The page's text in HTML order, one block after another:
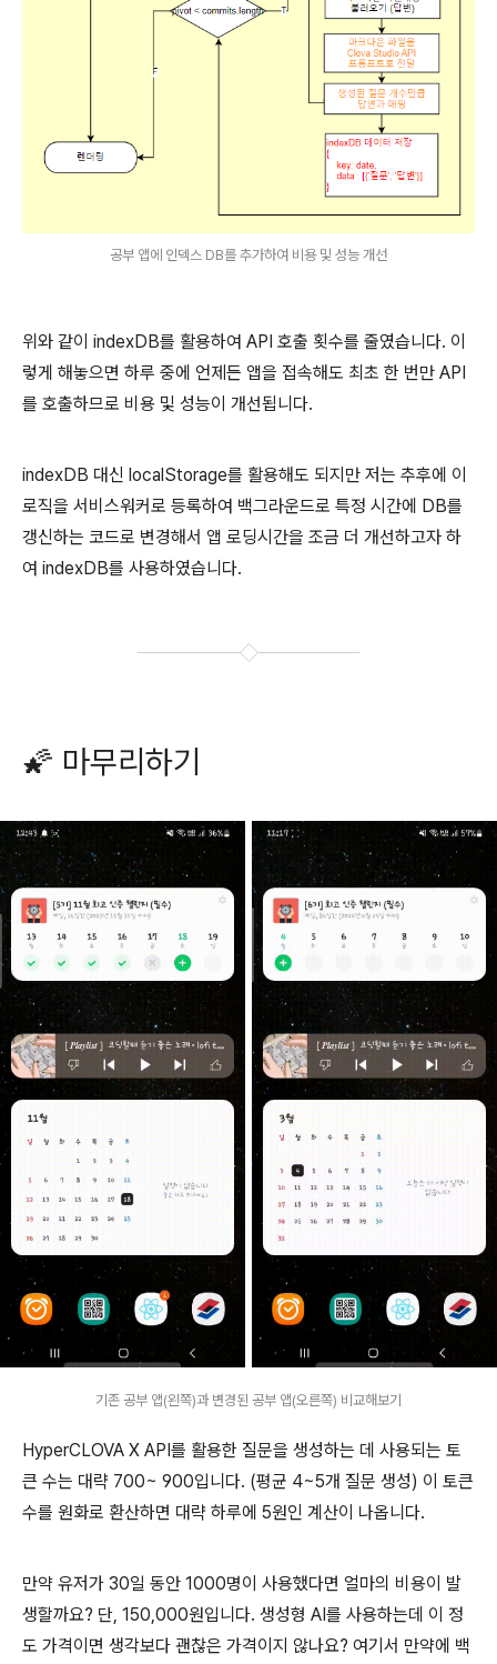
공부 앱에 인덱스 DB를 추가하여 비용 및 성능 개선
위와 같이 indexDB를 활용하여 API 호출 횟수를 줄였습니다. 이
렇게 해놓으면 하루 중에 언제든 앱을 접속해도 최초 한 번만 API
를 호출하므로 비용 및 성능이 개선됩니다.
indexDB 대신 localStorage를 활용해도 되지만 저는 추후에 이
로직을 서비스워커로 등록하여 백그라운드로 특정 시간에 DB를
갱신하는 코드로 변경해서 앱 로딩시간을 조금 더 개선하고자 하
여 indexDB를 사용하였습니다.
🌠 마무리하기
기존 공부 앱(왼쪽)과 변경된 공부 앱(오른쪽) 비교해보기
HyperCLOVA X API를 활용한 질문을 생성하는 데 사용되는 토
큰 수는 대략 700~ 900입니다. (평균 4~5개 질문 생성) 이 토큰
수를 원화로 환산하면 대략 하루에 5원인 계산이 나옵니다.
만약 유저가 30일 동안 1000명이 사용했다면 얼마의 비용이 발
생할까요? 단, 150,000원입니다. 생성형 AI를 사용하는데 이 정
도 가격이면 생각보다 괜찮은 가격이지 않나요? 여기서 만약에 백